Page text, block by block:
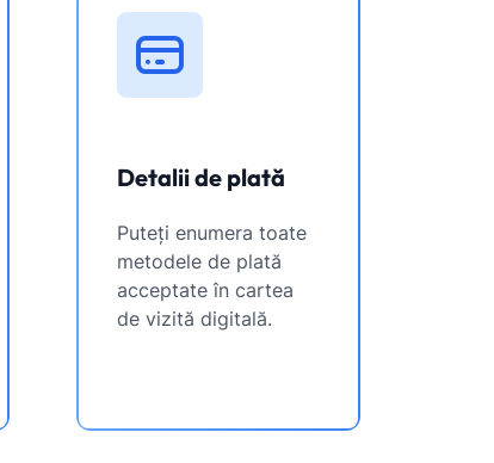
Detalii de plată
Puteți enumera toate
metodele de plată
acceptate în cartea
de vizită digitală.